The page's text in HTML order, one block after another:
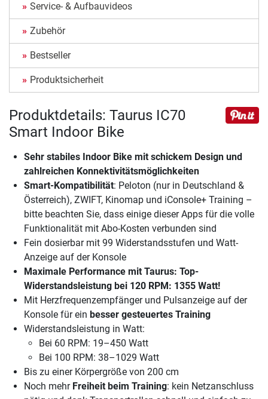
Service- & Aufbauvideos
Zubehör
Bestseller
Produktsicherheit
Produktdetails: Taurus IC70
Smart Indoor Bike
Sehr stabiles Indoor Bike mit schickem Design und
zahlreichen Konnektivitätsmöglichkeiten
Smart-Kompatibilität: Peloton (nur in Deutschland &
Österreich), ZWIFT, Kinomap und iConsole+ Training –
bitte beachten Sie, dass einige dieser Apps für die volle
Funktionalität mit Abo-Kosten verbunden sind
Fein dosierbar mit 99 Widerstandsstufen und Watt-
Anzeige auf der Konsole
Maximale Performance mit Taurus: Top-
Widerstandsleistung bei 120 RPM: 1355 Watt!
Mit Herzfrequenzempfänger und Pulsanzeige auf der
Konsole für ein besser gesteuertes Training
Widerstandsleistung in Watt:
Bei 60 RPM: 19–450 Watt
Bei 100 RPM: 38–1029 Watt
Bis zu einer Körpergröße von 200 cm
Noch mehr Freiheit beim Training: kein Netzanschluss